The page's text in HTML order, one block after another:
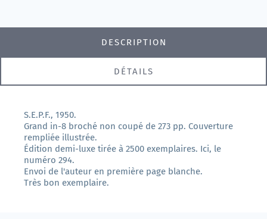
DESCRIPTION
DÉTAILS
S.E.P.F., 1950.
Grand in-8 broché non coupé de 273 pp. Couverture
rempliée illustrée.
Édition demi-luxe tirée à 2500 exemplaires. Ici, le
numéro 294.
Envoi de l'auteur en première page blanche.
Très bon exemplaire.